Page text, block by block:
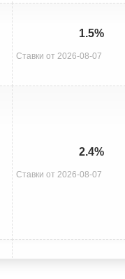
1.5%
Ставки от 2026-08-07
2.4%
Ставки от 2026-08-07